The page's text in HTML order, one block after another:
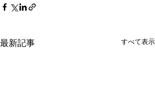
最新記事 すべて表示